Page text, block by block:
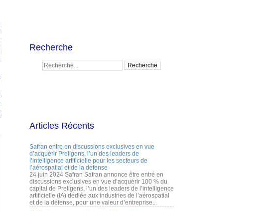
Recherche
Articles Récents
Safran entre en discussions exclusives en vue
d’acquérir Preligens, l’un des leaders de
l’intelligence artificielle pour les secteurs de
l’aérospatial et de la défense
24 juin 2024 Safran Safran annonce être entré en
discussions exclusives en vue d’acquérir 100 % du
capital de Preligens, l’un des leaders de l’intelligence
artificielle (IA) dédiée aux industries de l’aérospatial
et de la défense, pour une valeur d’entreprise...